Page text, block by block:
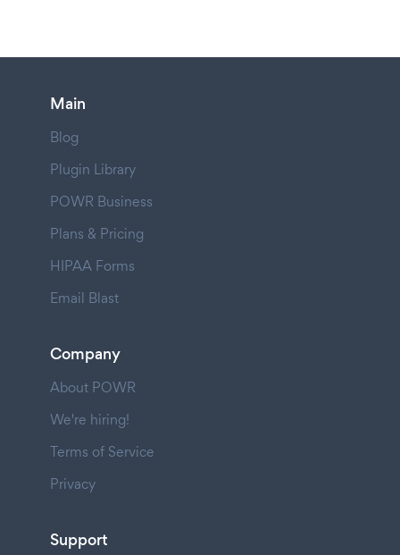
Main
Blog
Plugin Library
POWR Business
Plans & Pricing
HIPAA Forms
Email Blast
Company
About POWR
We're hiring!
Terms of Service
Privacy
Support